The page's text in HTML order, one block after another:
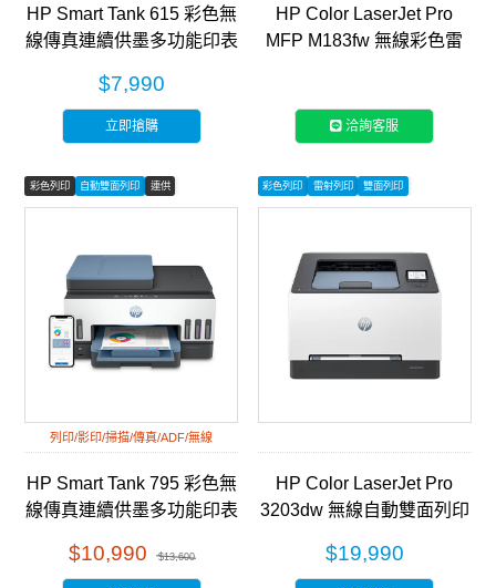
HP Smart Tank 615 彩色無
線傳真連續供墨多功能印表
$7,990
立即搶購
HP Color LaserJet Pro
MFP M183fw 無線彩色雷
洽詢客服
彩色列印 自動雙面列印 連供
列印/影印/掃描/傳真/ADF/無線
HP Smart Tank 795 彩色無
線傳真連續供墨多功能印表
$10,990 $13,600
彩色列印 雷射列印 雙面列印
HP Color LaserJet Pro
3203dw 無線自動雙面列印
$19,990